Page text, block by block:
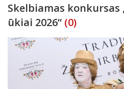
Skelbiamas konkursas
ūkiai 2026“ (0)